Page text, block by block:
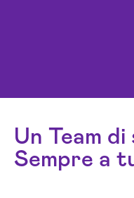
Un Team
Sempre a